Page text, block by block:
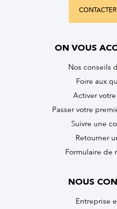
ON VOUS
Nos conseils
Foire aux
Activer
Passer votre
Suivre une
Retourner
Formulaire de
NOUS
Entreprise